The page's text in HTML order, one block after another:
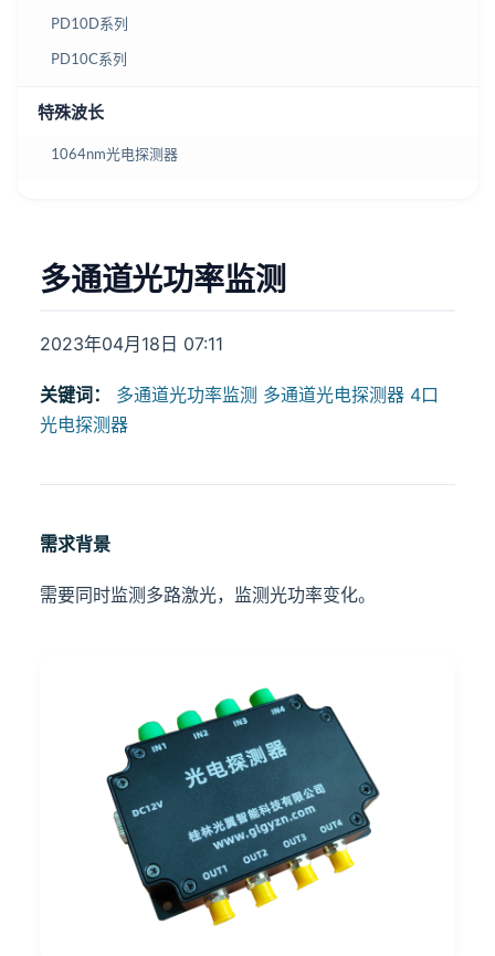
PD10D系列
PD10C系列
特殊波长
1064nm光电探测器
多通道光功率监测
2023年04月18日 07:11
关键词： 多通道光功率监测 多通道光电探测器 4口
光电探测器
需求背景
需要同时监测多路激光，监测光功率变化。